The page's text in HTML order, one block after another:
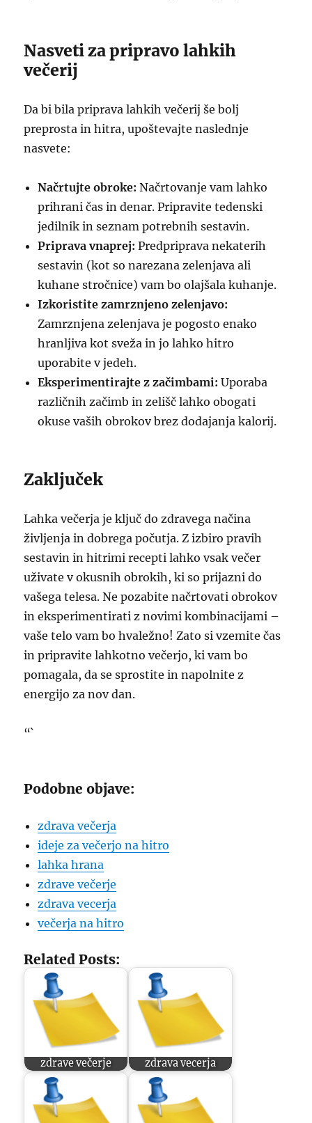
Nasveti za pripravo lahkih
večerij
Da bi bila priprava lahkih večerij še bolj
preprosta in hitra, upoštevajte naslednje
nasvete:
Načrtujte obroke: Načrtovanje vam lahko
prihrani čas in denar. Pripravite tedenski
jedilnik in seznam potrebnih sestavin.
Priprava vnaprej: Predpriprava nekaterih
sestavin (kot so narezana zelenjava ali
kuhane stročnice) vam bo olajšala kuhanje.
Izkoristite zamrznjeno zelenjavo:
Zamrznjena zelenjava je pogosto enako
hranljiva kot sveža in jo lahko hitro
uporabite v jedeh.
Eksperimentirajte z začimbami: Uporaba
različnih začimb in zelišč lahko obogati
okuse vaših obrokov brez dodajanja kalorij.
Zaključek
Lahka večerja je ključ do zdravega načina
življenja in dobrega počutja. Z izbiro pravih
sestavin in hitrimi recepti lahko vsak večer
uživate v okusnih obrokih, ki so prijazni do
vašega telesa. Ne pozabite načrtovati obrokov
in eksperimentirati z novimi kombinacijami –
vaše telo vam bo hvaležno! Zato si vzemite čas
in pripravite lahkotno večerjo, ki vam bo
pomagala, da se sprostite in napolnite z
energijo za nov dan.
“`
Podobne objave:
zdrava večerja
ideje za večerjo na hitro
lahka hrana
zdrave večerje
zdrava vecerja
večerja na hitro
Related Posts:
zdrave večerje zdrava vecerja